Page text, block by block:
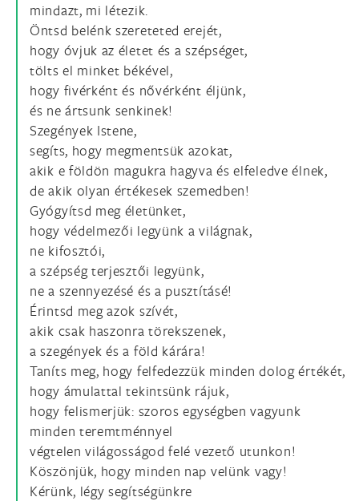
mindazt, mi létezik.
Öntsd belénk szereteted erejét,
hogy óvjuk az életet és a szépséget,
tölts el minket békével,
hogy fivérként és nővérként éljünk,
és ne ártsunk senkinek!
Szegények Istene,
segíts, hogy megmentsük azokat,
akik e földön magukra hagyva és elfeledve élnek,
de akik olyan értékesek szemedben!
Gyógyítsd meg életünket,
hogy védelmezői legyünk a világnak,
ne kifosztói,
a szépség terjesztői legyünk,
ne a szennyezésé és a pusztításé!
Érintsd meg azok szívét,
akik csak haszonra törekszenek,
a szegények és a föld kárára!
Taníts meg, hogy felfedezzük minden dolog értékét,
hogy ámulattal tekintsünk rájuk,
hogy felismerjük: szoros egységben vagyunk
minden teremtménnyel
végtelen világosságod felé vezető utunkon!
Köszönjük, hogy minden nap velünk vagy!
Kérünk, légy segítségünkre